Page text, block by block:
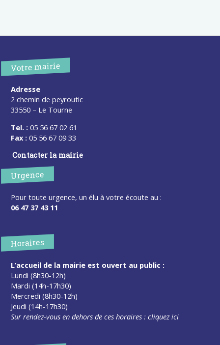
Votre mairie
Adresse
2 chemin de peyroutic
33550 – Le Tourne
Tel. : 05 56 67 02 61
Fax : 05 56 67 09 33
Contacter la mairie
Urgence
Pour toute urgence, un élu à votre écoute au :
06 47 37 43 11
Horaires
L’accueil de la mairie est ouvert au public :
Lundi (8h30-12h)
Mardi (14h-17h30)
Mercredi (8h30-12h)
Jeudi (14h-17h30)
Sur rendez-vous en dehors de ces horaires :cliquez ici